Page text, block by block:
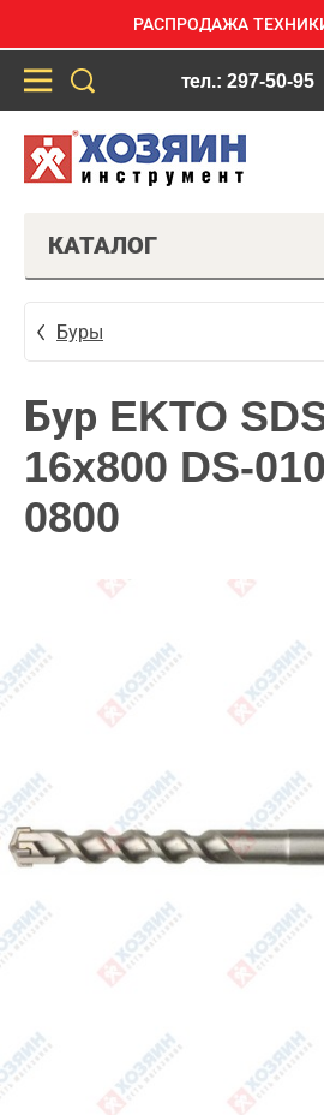
РАСПРОДАЖА
тел.: 297-50-95
КАТАЛОГ
Буры
Бур EKTO
16x800 DS-
0800